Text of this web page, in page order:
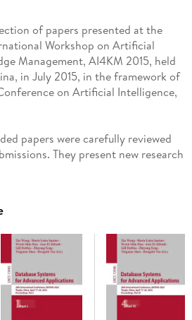
of papers presented at the
Workshop on Artificial
Management, AI4KM 2015, held
in July 2015, in the framework of
on Artificial Intelligence,
papers were carefully reviewed
They present new research